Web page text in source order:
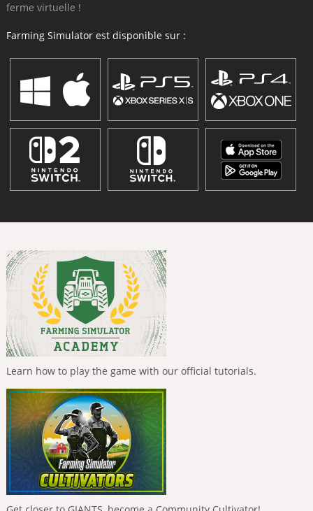
ferme virtuelle !
Farming Simulator est disponible sur :
Learn how to play the game with our official tutorials.